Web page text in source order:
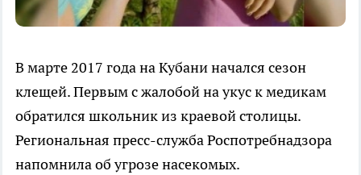
В марте 2017 года на Кубани начался сезон
клещей. Первым с жалобой на укус к медикам
обратился школьник из краевой столицы.
Региональная пресс-служба Роспотребнадзора
напомнила об угрозе насекомых.